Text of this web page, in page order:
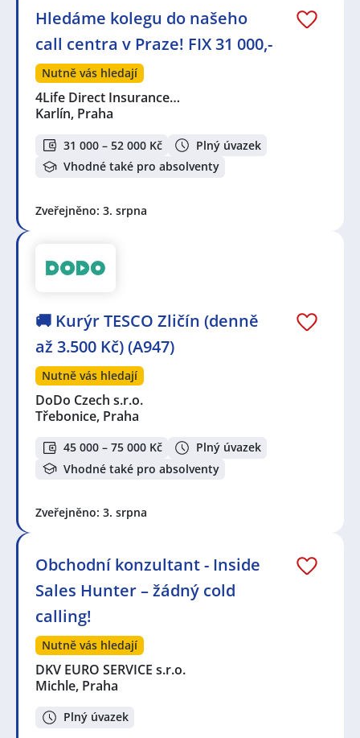
Hledáme kolegu do našeho
call centra v Praze! FIX 31 000,-
Nutně vás hledají
4Life Direct Insurance…
Karlín, Praha
31 000 – 52 000 Kč
Plný úvazek
Vhodné také pro absolventy
Zveřejněno: 3. srpna
🚚 Kurýr TESCO Zličín (denně
až 3.500 Kč) (A947)
Nutně vás hledají
DoDo Czech s.r.o.
Třebonice, Praha
45 000 – 75 000 Kč
Plný úvazek
Vhodné také pro absolventy
Zveřejněno: 3. srpna
Obchodní konzultant - Inside
Sales Hunter – žádný cold
calling!
Nutně vás hledají
DKV EURO SERVICE s.r.o.
Michle, Praha
Plný úvazek